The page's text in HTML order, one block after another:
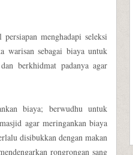
menghadapi seleksi
warisan sebagai biaya untuk
berkhidmat padanya agar
biaya; berwudhu untuk
agar meringankan biaya
disibukkan dengan makan
rongrongan sang